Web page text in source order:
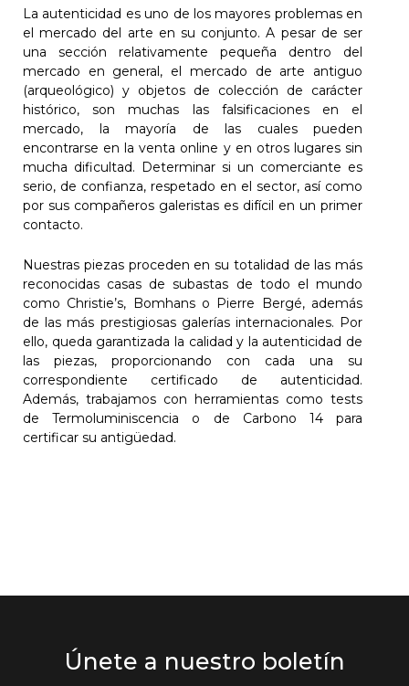
La autenticidad es uno de los mayores problemas en
el mercado del arte en su conjunto. A pesar de ser
una sección relativamente pequeña dentro del
mercado en general, el mercado de arte antiguo
(arqueológico) y objetos de colección de carácter
histórico, son muchas las falsificaciones en el
mercado, la mayoría de las cuales pueden
encontrarse en la venta online y en otros lugares sin
mucha dificultad. Determinar si un comerciante es
serio, de confianza, respetado en el sector, así como
por sus compañeros galeristas es difícil en un primer
contacto.
Nuestras piezas proceden en su totalidad de las más
reconocidas casas de subastas de todo el mundo
como Christie’s, Bomhans o Pierre Bergé, además
de las más prestigiosas galerías internacionales. Por
ello, queda garantizada la calidad y la autenticidad de
las piezas, proporcionando con cada una su
correspondiente certificado de autenticidad.
Además, trabajamos con herramientas como tests
de Termoluminiscencia o de Carbono 14 para
certificar su antigüedad.
Únete a nuestro boletín